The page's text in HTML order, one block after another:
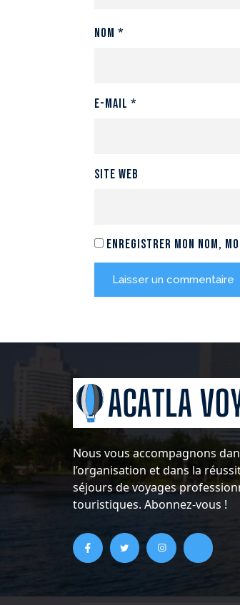
Nom *
E-mail *
Site web
Enregistrer mon nom,
Nous vous accompagnons
l’organisation et dans la
séjours de voyages
touristiques. Abonnez-vous !